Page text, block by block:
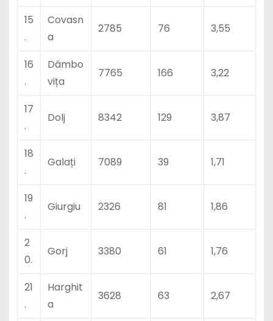
15
.
Covasn
a
2785 76 3,55
16
.
Dâmbo
vița
7765 166 3,22
17
.
Dolj 8342 129 3,87
18
.
Galați 7089 39 1,71
19
.
Giurgiu 2326 81 1,86
2
0.
Gorj 3380 61 1,76
21
.
Harghit
a
3628 63 2,67